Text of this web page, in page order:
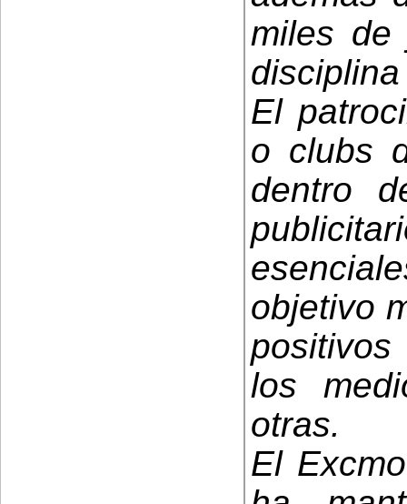
miles de
El
o clubs
dentro
objetivo
positivos
los
otras.
El